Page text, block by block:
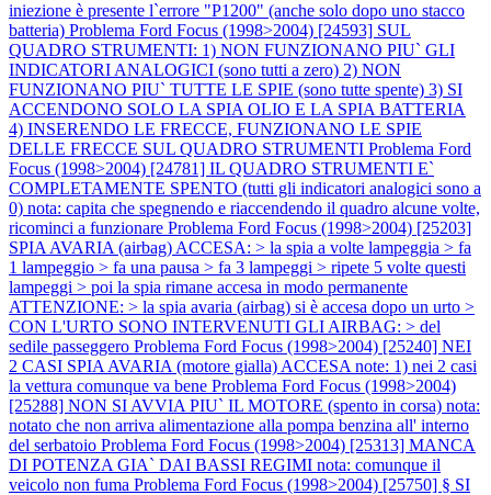
iniezione è presente l`errore "P1200" (anche solo dopo uno stacco
batteria) Problema Ford Focus (1998>2004) [24593] SUL
QUADRO STRUMENTI: 1) NON FUNZIONANO PIU` GLI
INDICATORI ANALOGICI (sono tutti a zero) 2) NON
FUNZIONANO PIU` TUTTE LE SPIE (sono tutte spente) 3) SI
ACCENDONO SOLO LA SPIA OLIO E LA SPIA BATTERIA
4) INSERENDO LE FRECCE, FUNZIONANO LE SPIE
DELLE FRECCE SUL QUADRO STRUMENTI Problema Ford
Focus (1998>2004) [24781] IL QUADRO STRUMENTI E`
COMPLETAMENTE SPENTO (tutti gli indicatori analogici sono a
0) nota: capita che spegnendo e riaccendendo il quadro alcune volte,
ricominci a funzionare Problema Ford Focus (1998>2004) [25203]
SPIA AVARIA (airbag) ACCESA: > la spia a volte lampeggia > fa
1 lampeggio > fa una pausa > fa 3 lampeggi > ripete 5 volte questi
lampeggi > poi la spia rimane accesa in modo permanente
ATTENZIONE: > la spia avaria (airbag) si è accesa dopo un urto >
CON L'URTO SONO INTERVENUTI GLI AIRBAG: > del
sedile passeggero Problema Ford Focus (1998>2004) [25240] NEI
2 CASI SPIA AVARIA (motore gialla) ACCESA note: 1) nei 2 casi
la vettura comunque va bene Problema Ford Focus (1998>2004)
[25288] NON SI AVVIA PIU` IL MOTORE (spento in corsa) nota:
notato che non arriva alimentazione alla pompa benzina all' interno
del serbatoio Problema Ford Focus (1998>2004) [25313] MANCA
DI POTENZA GIA` DAI BASSI REGIMI nota: comunque il
veicolo non fuma Problema Ford Focus (1998>2004) [25750] § SI